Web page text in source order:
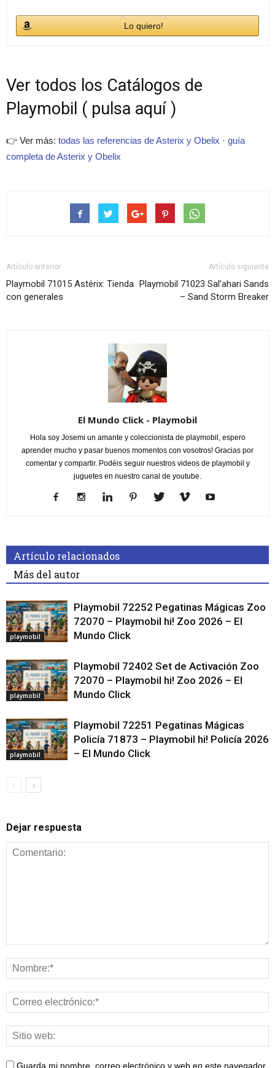
Lo quiero!
Ver todos los Catálogos de
Playmobil ( pulsa aquí )
👉 Ver más: todas las referencias de Asterix y Obelix · guía
completa de Asterix y Obelix
Artículo anterior
Playmobil 71015 Astérix: Tienda
con generales
Artículo siguiente
Playmobil 71023 Sal’ahari Sands
– Sand Storm Breaker
El Mundo Click - Playmobil
Hola soy Josemi un amante y coleccionista de playmobil, espero
aprender mucho y pasar buenos momentos con vosotros! Gracias por
comentar y compartir. Podéis seguir nuestros videos de playmobil y
juguetes en nuestro canal de youtube.
Artículo relacionados
Más del autor
playmobil
Playmobil 72252 Pegatinas Mágicas Zoo
72070 – Playmobil hi! Zoo 2026 – El
Mundo Click
playmobil
Playmobil 72402 Set de Activación Zoo
72070 – Playmobil hi! Zoo 2026 – El
Mundo Click
playmobil
Playmobil 72251 Pegatinas Mágicas
Policía 71873 – Playmobil hi! Policía 2026
– El Mundo Click
Dejar respuesta
Guarda mi nombre, correo electrónico y web en este navegador